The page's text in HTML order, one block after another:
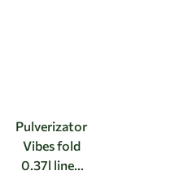
Pulverizator
Vibes fold
0.37l linen